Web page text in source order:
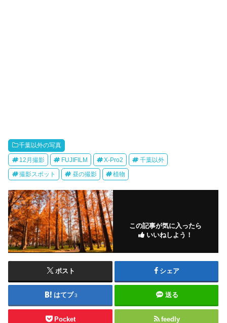
千葉以外の写真
12月撮影 FUJIFILM X-Pro2 千葉以外
撮影スポット 昼の撮影 植物
この記事が気に入ったら
いいねしよう！
ポスト シェア
はてブ3 送る
Pocket feedly